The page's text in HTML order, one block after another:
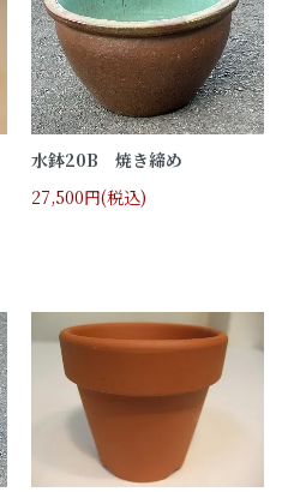
水鉢20B 焼き締め
27,500円(税込)